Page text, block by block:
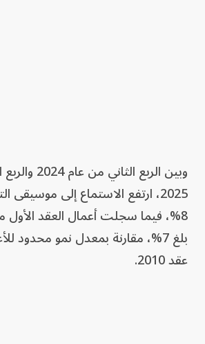
وبين الربع
2025، ارتفع الاستماع إلى
8%، فيما سجلت أعمال العقد الأول
بلغ 7%، مقارنة بمعدل نمو محدود
عقد 2010.